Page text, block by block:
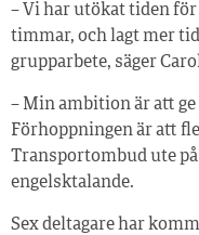
– Vi har utökat tiden
timmar, och lagt mer
grupparbete, säger
– Min ambition är att
Förhoppningen är att
Transportombud ute
engelsktalande.
Sex deltagare har